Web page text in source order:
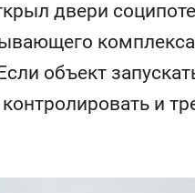
двери
объект
и
и даже
«Франт»
любителей
когда
свою